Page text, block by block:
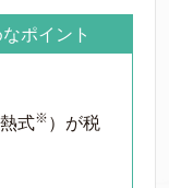
ポイント
式※ ）が税